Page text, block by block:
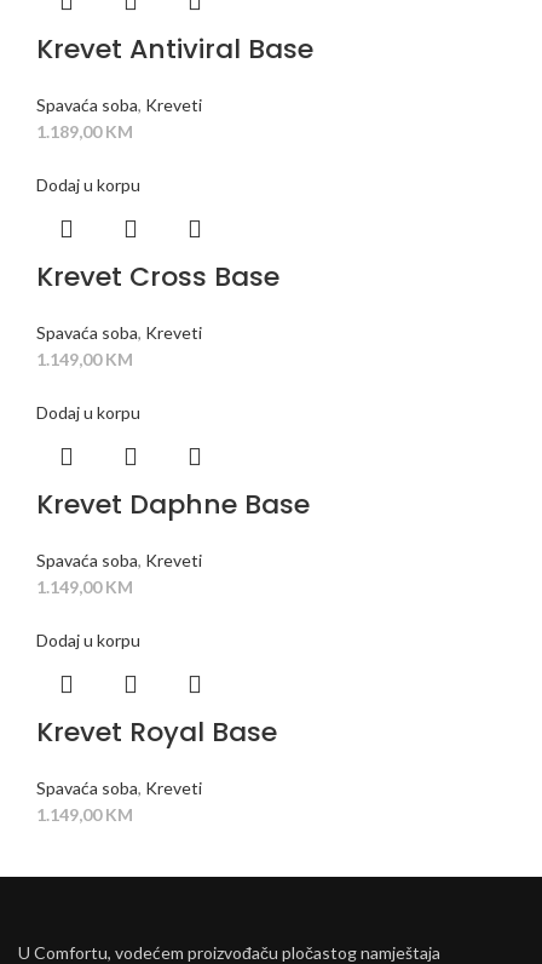
Krevet Antiviral Base
Spavaća soba, Kreveti
1.189,00KM
Dodaj u korpu
Krevet Cross Base
Spavaća soba, Kreveti
1.149,00KM
Dodaj u korpu
Krevet Daphne Base
Spavaća soba, Kreveti
1.149,00KM
Dodaj u korpu
Krevet Royal Base
Spavaća soba, Kreveti
1.149,00KM
U Comfortu, vodećem proizvođaču pločastog namještaja